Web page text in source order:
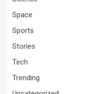
Space
Sports
Stories
Tech
Trending